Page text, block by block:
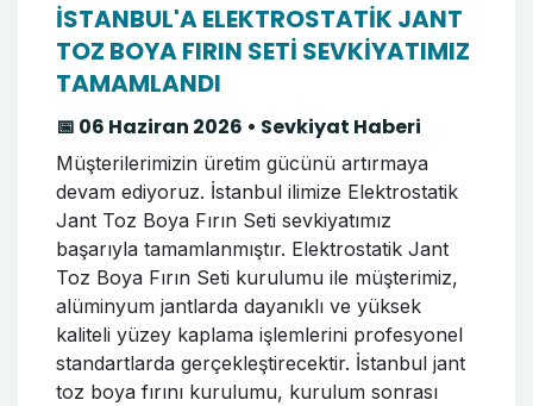
İSTANBUL'A ELEKTROSTATİK JANT
TOZ BOYA FIRIN SETİ SEVKİYATIMIZ
TAMAMLANDI
📅 06 Haziran 2026 • Sevkiyat Haberi
Müşterilerimizin üretim gücünü artırmaya
devam ediyoruz. İstanbul ilimize Elektrostatik
Jant Toz Boya Fırın Seti sevkiyatımız
başarıyla tamamlanmıştır. Elektrostatik Jant
Toz Boya Fırın Seti kurulumu ile müşterimiz,
alüminyum jantlarda dayanıklı ve yüksek
kaliteli yüzey kaplama işlemlerini profesyonel
standartlarda gerçekleştirecektir. İstanbul jant
toz boya fırını kurulumu, kurulum sonrası